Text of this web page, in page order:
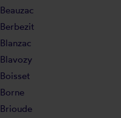
Beauzac
Berbezit
Blanzac
Blavozy
Boisset
Borne
Brioude